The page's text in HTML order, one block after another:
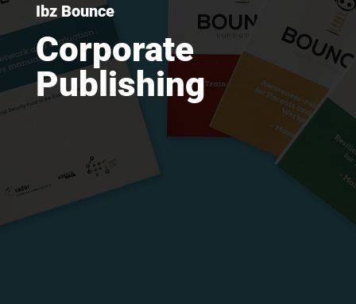
Ibz Bounce
Corporate
Publishing